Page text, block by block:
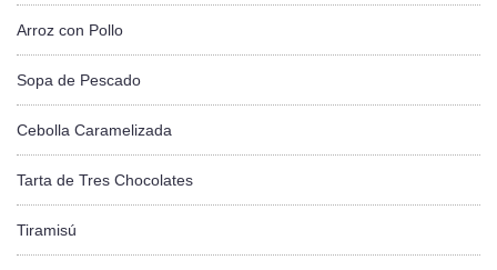
Arroz con Pollo
Sopa de Pescado
Cebolla Caramelizada
Tarta de Tres Chocolates
Tiramisú